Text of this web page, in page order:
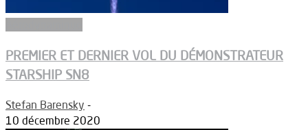
PREMIER ET DERNIER VOL DU DÉMONSTRATEUR
STARSHIP SN8
Stefan Barensky -
10 décembre 2020